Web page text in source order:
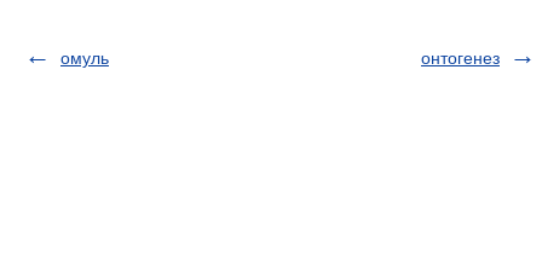
омуль онтогенез